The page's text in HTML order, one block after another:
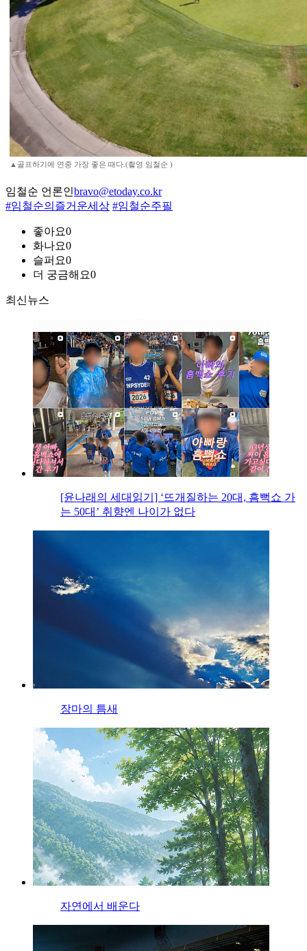
▲골프하기에 연중 가장 좋은 때다.(촬영 임철순 )
임철순 언론인bravo@etoday.co.kr
#임철순의즐거운세상 #임철순주필
좋아요0
화나요0
슬퍼요0
더 궁금해요0
최신뉴스
[윤나래의 세대읽기] ‘뜨개질하는 20대, 흠뻑쇼 가
는 50대’ 취향엔 나이가 없다
장마의 틈새
자연에서 배운다